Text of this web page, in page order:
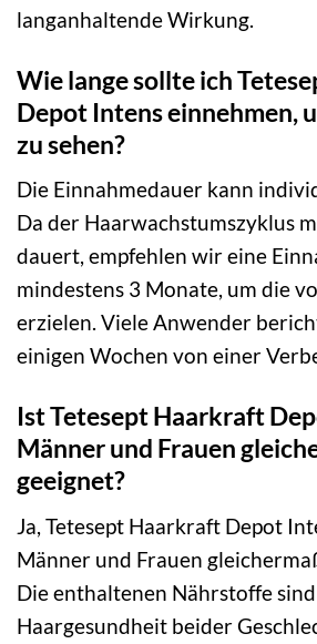
langanhaltende Wirkung.
Wie lange sollte ich
Depot Intens einnehmen,
zu sehen?
Die Einnahmedauer kann
Da der Haarwachstumszyklus
dauert, empfehlen wir eine
mindestens 3 Monate, um die
erzielen. Viele Anwender
einigen Wochen von einer
Ist Tetesept Haarkraft
Männer und Frauen
geeignet?
Ja, Tetesept Haarkraft Depot
Männer und Frauen
Die enthaltenen Nährstoffe
Haargesundheit beider